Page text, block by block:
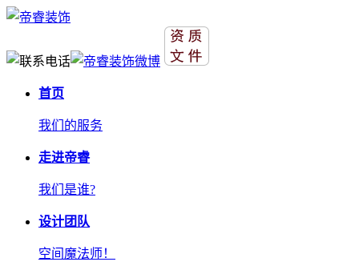
首页
我们的服务
走进帝睿
我们是谁?
设计团队
空间魔法师！